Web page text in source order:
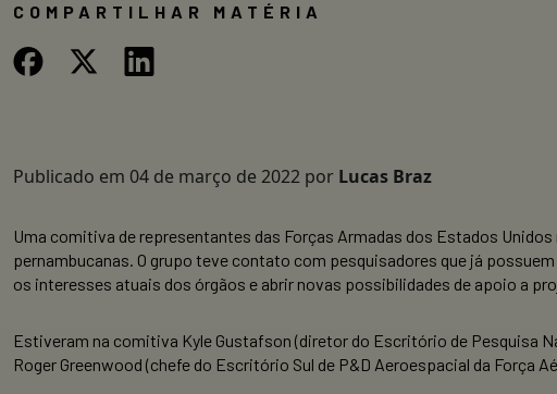
COMPARTILHAR MATÉRIA
Publicado em 04 de março de 2022 por Lucas Braz
Uma comitiva de representantes das Forças Armadas dos Estados
pernambucanas. O grupo teve contato com pesquisadores que já
os interesses atuais dos órgãos e abrir novas possibilidades de apoio a
Estiveram na comitiva Kyle Gustafson (diretor do Escritório de Pesquisa
Roger Greenwood (chefe do Escritório Sul de P&D Aeroespacial da Força